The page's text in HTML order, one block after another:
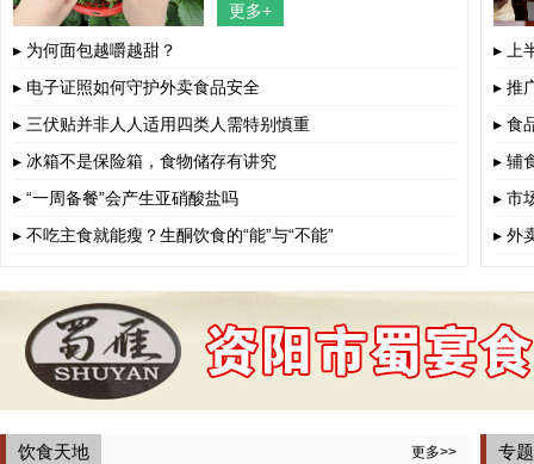
传播，引起公众关注，也引发了不少
更多+
▸ 为何面包越嚼越甜？
▸ 电子证照如何守护外卖食品安全
▸ 三伏贴并非人人适用四类人需特别慎重
▸ 冰箱不是保险箱，食物储存有讲究
▸ “一周备餐”会产生亚硝酸盐吗
▸ 不吃主食就能瘦？生酮饮食的“能”与“不能”
▸ 上
▸ 推
▸ 食
▸ 辅
▸ 市
▸ 外
饮食天地 更多>> 专